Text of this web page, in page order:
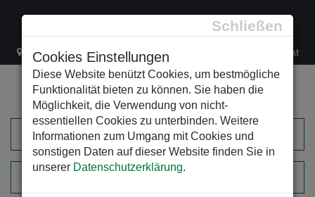
Schließen
Cookies Einstellungen
Diese Website benützt Cookies, um bestmögliche
Funktionalität bieten zu können. Sie haben die
Möglichkeit, die Verwendung von nicht-
essentiellen Cookies zu unterbinden. Weitere
Informationen zum Umgang mit Cookies und
sonstigen Daten auf dieser Website finden Sie in
unserer Datenschutzerklärung.
Lacknergasse 78 +43/1/470 37 00 office@leso.at
EINKAUFSWAGEN